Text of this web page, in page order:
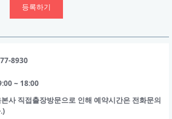
등록하기
8930
~ 18:00
사 직접출장방문으로 인해 예약시간은 전화문의